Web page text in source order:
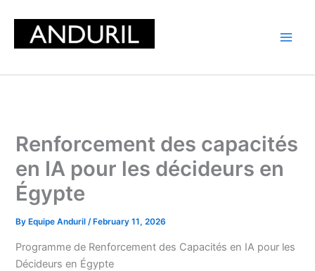
content
Renforcement des capacités
en IA pour les décideurs en
Égypte
By Equipe Anduril/ February 11, 2026
Programme de Renforcement des Capacités en IA pour les
Décideurs en Égypte